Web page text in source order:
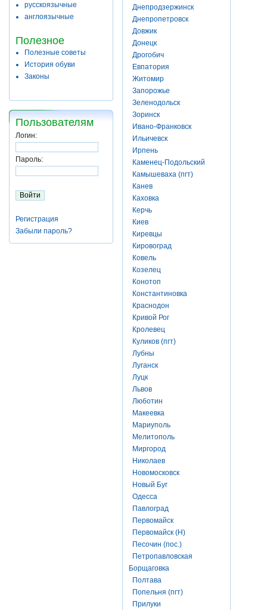
русскоязычные
англоязычные
Полезное
Полезные советы
История обуви
Законы
Пользователям
Логин:
Пароль:
Регистрация
Забыли пароль?
Днепродзержинск
Днепропетровск
Довжик
Донецк
Дрогобич
Евпатория
Житомир
Запорожье
Зеленодольск
Зоринск
Ивано-Франковск
Ильичевск
Ирпень
Каменец-Подольский
Камышеваха (пгт)
Канев
Каховка
Керчь
Киев
Киревцы
Кировоград
Ковель
Козелец
Конотоп
Константиновка
Краснодон
Кривой Рог
Кролевец
Куликов (пгт)
Лубны
Луганск
Луцк
Львов
Люботин
Макеевка
Мариуполь
Мелитополь
Миргород
Николаев
Новомосковск
Новый Буг
Одесса
Павлоград
Первомайск
Первомайск (Н)
Песочин (пос.)
Петропавловская
Борщаговка
Полтава
Попельня (пгт)
Прилуки